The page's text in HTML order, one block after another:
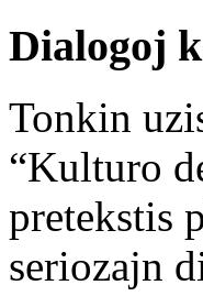
Dialogoj
Tonkin
“Kulturo
pretekstis
seriozajn